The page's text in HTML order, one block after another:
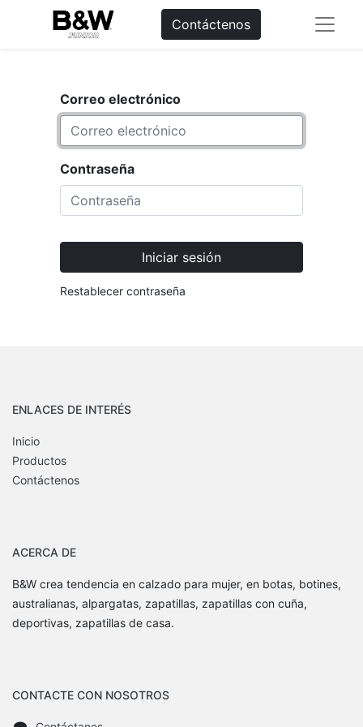
Contáctenos
Correo electrónico
Contraseña
Iniciar sesión
Restablecer contraseña
ENLACES DE INTERÉS
Inicio
Productos
Contáctenos
ACERCA DE
B&W crea tendencia en calzado para mujer, en botas, botines,
australianas, alpargatas, zapatillas, zapatillas con cuña,
deportivas, zapatillas de casa.
CONTACTE CON NOSOTROS